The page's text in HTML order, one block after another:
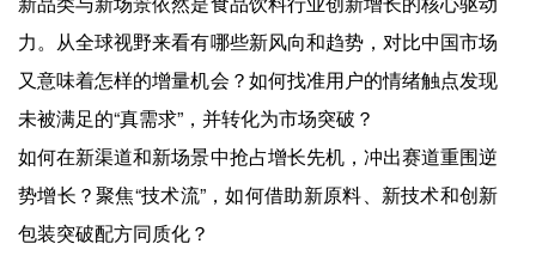
力。从全球视野来看有哪些新风向和趋势，对比中国市场
又意味着怎样的增量机会？如何找准用户的情绪触点发现
未被满足的“真需求”，并转化为市场突破？
如何在新渠道和新场景中抢占增长先机，冲出赛道重围逆
势增长？聚焦“技术流”，如何借助新原料、新技术和创新
包装突破配方同质化？